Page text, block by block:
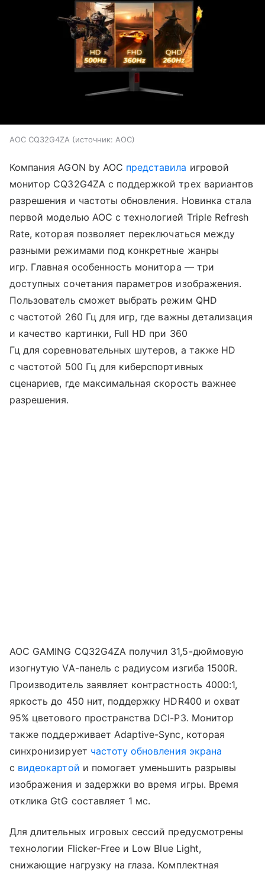
AOC CQ32G4ZA источник: AOC
Компания AGON by AOC представила игровой
монитор CQ32G4ZA с поддержкой трех вариантов
разрешения и частоты обновления. Новинка стала
первой моделью AOC с технологией Triple Refresh
Rate, которая позволяет переключаться между
разными режимами под конкретные жанры
игр. Главная особенность монитора — три
доступных сочетания параметров изображения.
Пользователь сможет выбрать режим QHD
с частотой 260 Гц для игр, где важны детализация
и качество картинки, Full HD при 360
Гц для соревновательных шутеров, а также HD
с частотой 500 Гц для киберспортивных
сценариев, где максимальная скорость важнее
разрешения.
AOC GAMING CQ32G4ZA получил 31,5-дюймовую
изогнутую VA-панель с радиусом изгиба 1500R.
Производитель заявляет контрастность 4000:1,
яркость до 450 нит, поддержку HDR400 и охват
95% цветового пространства DCI-P3. Монитор
также поддерживает Adaptive-Sync, которая
синхронизирует частоту обновления экрана
с видеокартой и помогает уменьшить разрывы
изображения и задержки во время игры. Время
отклика GtG составляет 1 мс.
Для длительных игровых сессий предусмотрены
технологии Flicker-Free и Low Blue Light,
снижающие нагрузку на глаза. Комплектная